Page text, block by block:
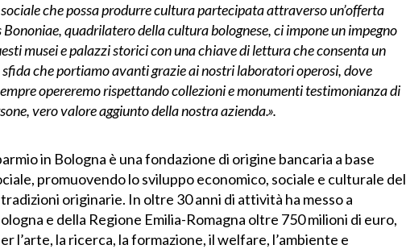
che possa produrre cultura partecipata attraverso un’offerta
quadrilatero della cultura bolognese, ci impone un impegno
musei e palazzi storici con una chiave di lettura che consenta un
che portiamo avanti grazie ai nostri laboratori operosi, dove
opereremo rispettando collezioni e monumenti testimonianza di
vero valore aggiunto della nostra azienda.».
in Bologna è una fondazione di origine bancaria a base
promuovendo lo sviluppo economico, sociale e culturale del
originarie. In oltre 30 anni di attività ha messo a
e della Regione Emilia-Romagna oltre 750 milioni di euro,
l’arte, la ricerca, la formazione, il welfare, l’ambiente e